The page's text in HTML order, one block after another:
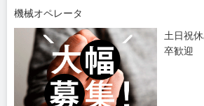
機械オペレータ
土日祝
卒歓迎